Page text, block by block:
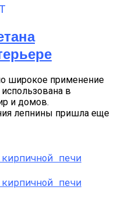
широкое применение
в
и домов.
лепнины пришла еще